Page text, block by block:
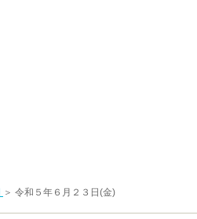
＞ 令和５年６月２３日(金)